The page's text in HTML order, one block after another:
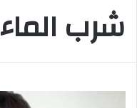
شرب الماء